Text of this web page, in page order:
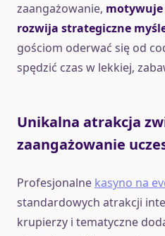
zaangażowanie, motywuje
rozwija strategiczne
gościom oderwać się od
spędzić czas w lekkiej,
Unikalna atrakcja
zaangażowanie
Profesjonalne kasyno na
standardowych atrakcji
krupierzy i tematyczne